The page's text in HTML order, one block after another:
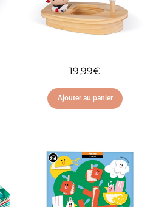
19,99€
Ajouter au panier
Ajouter à ma liste
d'envies